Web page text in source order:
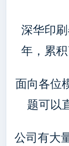
深华印
年，累
面向各位
题可以
公司有大